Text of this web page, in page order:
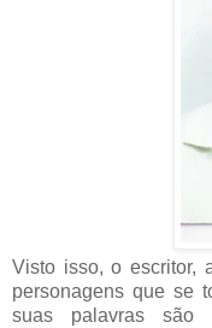
Visto isso, o escritor,
personagens que se
suas palavras